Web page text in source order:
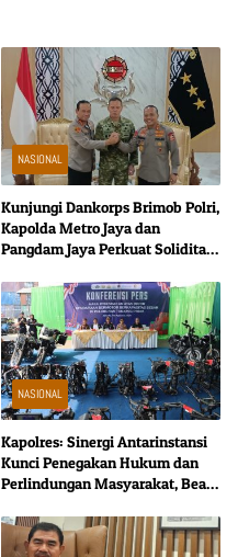
NASIONAL
Kunjungi Dankorps Brimob Polri,
Kapolda Metro Jaya dan
Pangdam Jaya Perkuat Soliditas
NASIONAL
Kapolres: Sinergi Antarinstansi
Kunci Penegakan Hukum dan
Perlindungan Masyarakat, Bea
Penyelundupan Harley-
Davidson Bekas.